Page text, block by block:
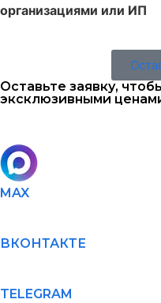
организациями или ИП
Оставьте заявку,
эксклюзивными
MAX
ВКОНТАКТЕ
TELEGRAM